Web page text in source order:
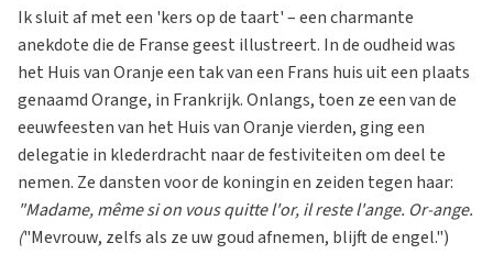
Ik sluit af met een 'kers op de taart' – een charmante
anekdote die de Franse geest illustreert. In de oudheid was
het Huis van Oranje een tak van een Frans huis uit een plaats
genaamd Orange, in Frankrijk. Onlangs, toen ze een van de
eeuwfeesten van het Huis van Oranje vierden, ging een
delegatie in klederdracht naar de festiviteiten om deel te
nemen. Ze dansten voor de koningin en zeiden tegen haar:
"Madame, même si on vous quitte l'or, il reste l'ange. Or-ange.
("Mevrouw, zelfs als ze uw goud afnemen, blijft de engel.")